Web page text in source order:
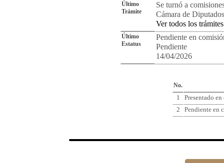
Último
Trámite
Se turnó a
Cámara de
Ver todos los trámites
Último
Estatus
Pendiente en
Pendiente
14/04/2026
No.
1
Presentado
2
Pendiente en